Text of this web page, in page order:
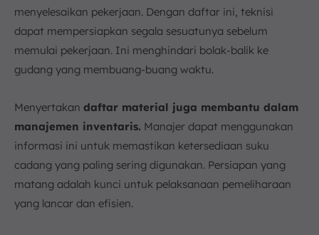
menyelesaikan pekerjaan. Dengan daftar ini, teknisi
dapat mempersiapkan segala sesuatunya sebelum
memulai pekerjaan. Ini menghindari bolak-balik ke
gudang yang membuang-buang waktu.
Menyertakan daftar material juga membantu dalam
manajemen inventaris. Manajer dapat menggunakan
informasi ini untuk memastikan ketersediaan suku
cadang yang paling sering digunakan. Persiapan yang
matang adalah kunci untuk pelaksanaan pemeliharaan
yang lancar dan efisien.